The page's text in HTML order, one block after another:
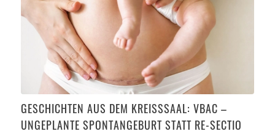
GESCHICHTEN AUS DEM KREISSSAAL: VBAC – U
NGEPLANTE SPONTANGEBURT STATT RE-SECTIO